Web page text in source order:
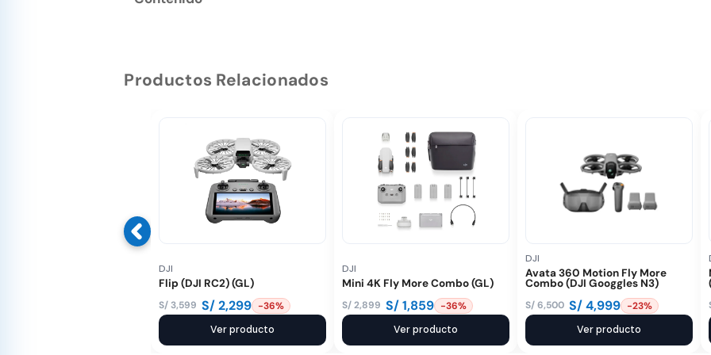
Productos Relacionados
DJI
Flip (DJI RC2) (GL)
S/ 3,599
El
original
S/2,299
El
actual
-36%
Ver producto
DJI
Mini 4K Fly More Combo (GL)
S/2,899
El
original
S/1,859
El
actual
-36%
Ver producto
DJI
Avata 360 Motion Fly More
Combo (DJI Googgles N3)
S/6,500
El
original
S/4,999
El
actual
-23%
Ver producto